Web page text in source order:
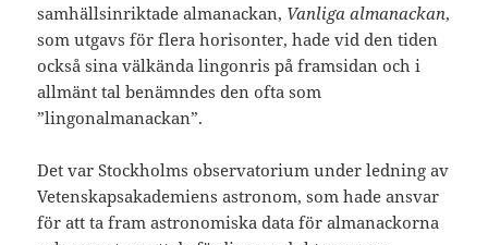
samhällsinriktade almanackan, Vanliga almanackan,
som utgavs för flera horisonter, hade vid den tiden
också sina välkända lingonris på framsidan och i
allmänt tal benämndes den ofta som
”lingonalmanackan”.
Det var Stockholms observatorium under ledning av
Vetenskapsakademiens astronom, som hade ansvar
för att ta fram astronomiska data för almanackorna